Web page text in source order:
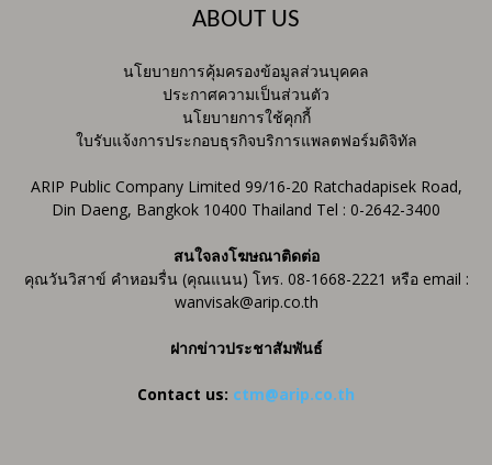
ABOUT US
นโยบายการคุ้มครองข้อมูลส่วนบุคคล
ประกาศความเป็นส่วนตัว
นโยบายการใช้คุกกี้
ใบรับแจ้งการประกอบธุรกิจบริการแพลตฟอร์มดิจิทัล
ARIP Public Company Limited 99/16-20 Ratchadapisek Road,
Din Daeng, Bangkok 10400 Thailand Tel : 0-2642-3400
สนใจลงโฆษณาติดต่อ
คุณวันวิสาข์ คำหอมรื่น (คุณแนน) โทร. 08-1668-2221 หรือ email :
wanvisak@arip.co.th
ฝากข่าวประชาสัมพันธ์
Contact us: ctm@arip.co.th